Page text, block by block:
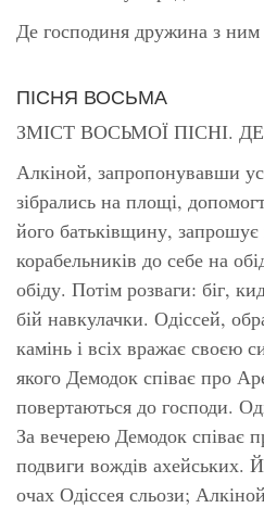
Де господиня дружина з
ПІСНЯ ВОСЬМА
ЗМІСТ ВОСЬМОЇ ПІСНІ.
Алкіной, запропонувавши
зібрались на площі,
його батьківщину, запрошує
корабельників до себе на
обіду. Потім розваги: біг,
бій навкулачки. Одіссей,
камінь і всіх вражає своєю
якого Демодок співає про
повертаються до господи.
За вечерею Демодок співає
подвиги вождів ахейських.
очах Одіссея сльози;